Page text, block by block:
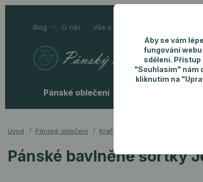
Blog O nás Vše o nákupu
Pánské oblečení
Úvod Pánské oblečení Kraťasy
Pánské bavlněné šortky
Aby se vám
fungování
sdělení. Přístup
"Souhlasím" nám
kliknutím na